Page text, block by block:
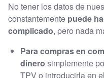
No tener los datos de
constantemente puede
complicado, pero nada
Para compras en
dinero simplemente
TPV o introducirla en